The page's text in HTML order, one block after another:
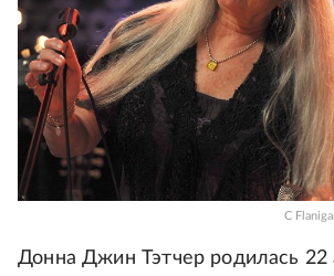
C
Донна Джин Тэтчер родилась 22